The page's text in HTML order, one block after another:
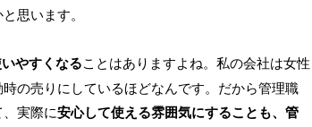
思います。
やすくなることはありますよね。私の会社は女性
の売りにしているほどなんです。だから管理職
実際に安心して使える雰囲気にすることも、管